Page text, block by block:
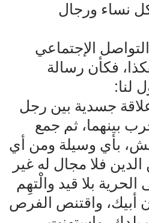
نساء ورجال
الإجتماعي
فكأن رسالة
لنا:
جسدية بين رجل
بينهما، ثم جمع
بأي وسيلة ومن أي
فلا مجال له غير
بلا قيد والْتهِم
أبيك، واقتنص الفرص